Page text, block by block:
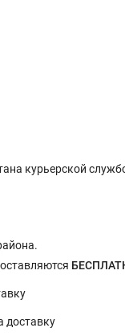
курьерской
доставку